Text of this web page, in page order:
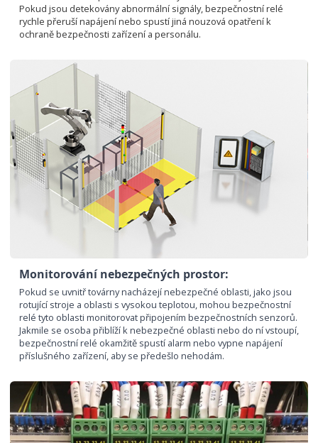
Pokud jsou detekovány abnormální signály, bezpečnostní relé
rychle přeruší napájení nebo spustí jiná nouzová opatření k
ochraně bezpečnosti zařízení a personálu.
Monitorování nebezpečných prostor:
Pokud se uvnitř továrny nacházejí nebezpečné oblasti, jako jsou
rotující stroje a oblasti s vysokou teplotou, mohou bezpečnostní
relé tyto oblasti monitorovat připojením bezpečnostních senzorů.
Jakmile se osoba přiblíží k nebezpečné oblasti nebo do ní vstoupí,
bezpečnostní relé okamžitě spustí alarm nebo vypne napájení
příslušného zařízení, aby se předešlo nehodám.